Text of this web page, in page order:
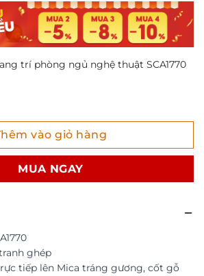
trí phòng ngủ nghệ thuật SCA1770
trí phòng ngủ nghệ thuật
vào giỏ hàng
MUA NGAY
ghép
tiếp lên Mica tráng gương, cốt gỗ